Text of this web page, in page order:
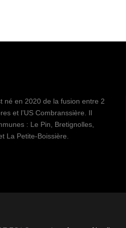
né en 2020 de la fusion entre 2
et l’US Combranssière. Il
: Le Pin, Bretignolles,
La Petite-Boissière.